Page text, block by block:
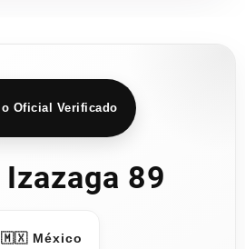
Oficial Verificado
89
🇲🇽 México